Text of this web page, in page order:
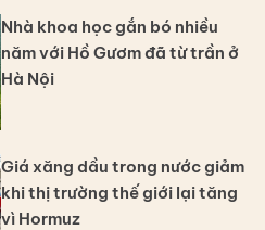
Nhà khoa học gắn bó nhiều
năm với Hồ Gươm đã từ trần ở
Hà Nội
Giá xăng dầu trong nước giảm
khi thị trường thế giới lại tăng
vì Hormuz